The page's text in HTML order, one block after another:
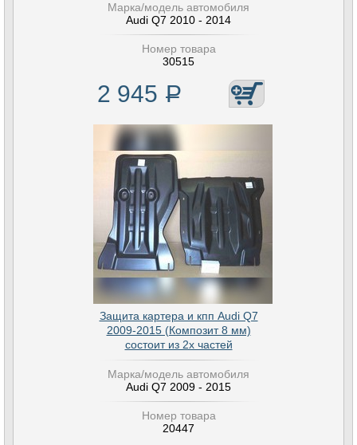
Марка/модель автомобиля
Audi Q7 2010 - 2014
Номер товара
30515
2 945 Р
Защита картера и кпп Audi Q7
2009-2015 (Композит 8 мм)
состоит из 2х частей
Марка/модель автомобиля
Audi Q7 2009 - 2015
Номер товара
20447